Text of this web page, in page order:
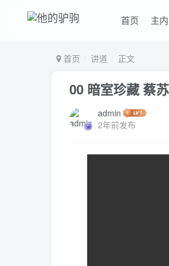
首页 主
首页 讲道 正文
00 暗室珍藏 蔡
admin
2年前发布